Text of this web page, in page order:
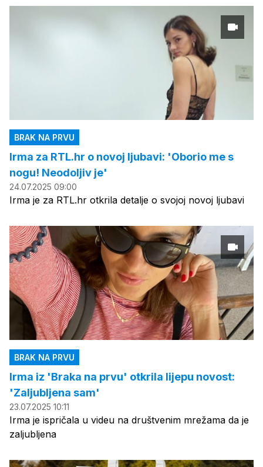
BRAK NA PRVU
Irma za RTL.hr o novoj ljubavi: 'Oborio me s
nogu! Neodoljiv je'
24.07.2025 09:00
Irma je za RTL.hr otkrila detalje o svojoj novoj ljubavi
BRAK NA PRVU
Irma iz 'Braka na prvu' otkrila lijepu novost:
'Zaljubljena sam'
23.07.2025 10:11
Irma je ispričala u videu na društvenim mrežama da je
zaljubljena